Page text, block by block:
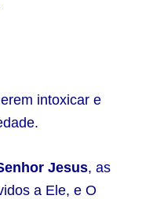
intoxicar e
Jesus, as
a Ele, e O